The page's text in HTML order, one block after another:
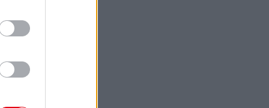
titkos
meg